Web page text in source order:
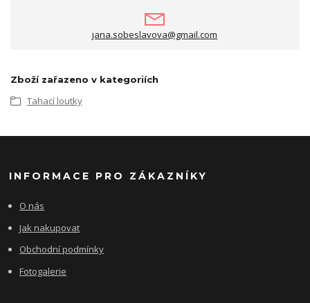
jana.sobeslavova@gmail.com
Zboží zařazeno v kategoriích
Tahací loutky
INFORMACE PRO ZÁKAZNÍKY
O nás
Jak nakupovat
Obchodní podmínky
Fotogalerie